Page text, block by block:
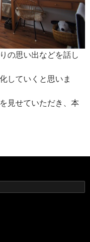
の思い出などを話し
していくと思いま
見せていただき、本